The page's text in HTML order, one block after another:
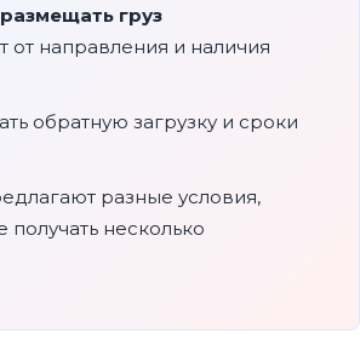
груз
от направления и наличия
обратную загрузку и сроки
разные условия,
получать несколько